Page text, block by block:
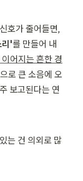
호가 줄어들면,
리'를 만들어 내
어지는 흔한 경
로 큰 소음에 오
보고된다는 연
는 건 의외로 많